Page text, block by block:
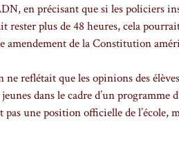
en précisant que si les policiers
plus de 48 heures, cela
de la Constitution
reflétait que les opinions des
dans le cadre d’un programme
une position officielle de l’école,